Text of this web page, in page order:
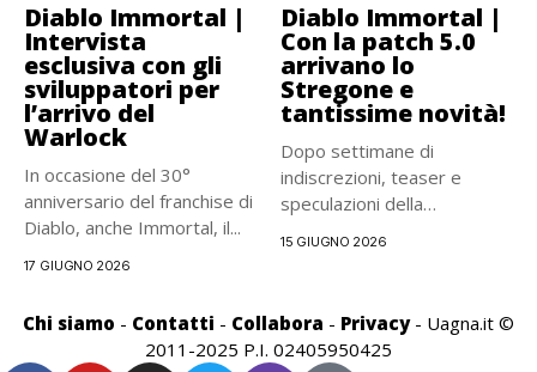
Diablo Immortal |
Intervista
esclusiva con gli
sviluppatori per
l’arrivo del
Warlock
In occasione del 30°
anniversario del franchise di
Diablo, anche Immortal, il...
17 GIUGNO 2026
Diablo Immortal |
Con la patch 5.0
arrivano lo
Stregone e
tantissime novità!
Dopo settimane di
indiscrezioni, teaser e
speculazioni della
15 GIUGNO 2026
Chi siamo - Contatti - Collabora - Privacy- Uagna.it ©
2011-2025 P.I. 02405950425